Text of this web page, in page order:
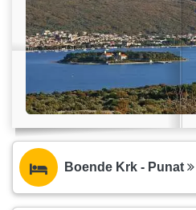
Boende Krk - Punat